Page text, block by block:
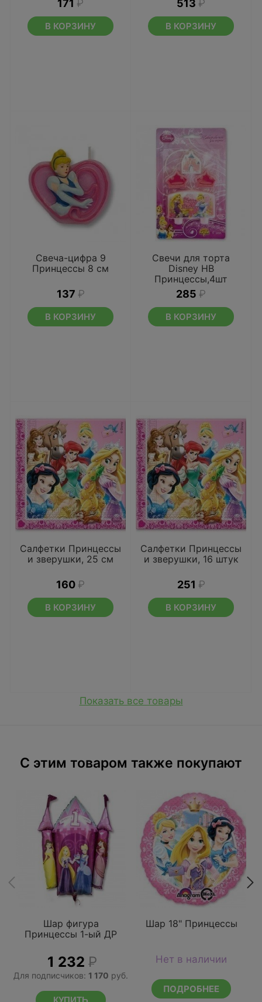
171 ₽
В КОРЗИНУ
513 ₽
В КОРЗИНУ
Свеча-цифра 9
Принцессы 8 см
137 ₽
В КОРЗИНУ
Свечи для торта
Disney HB
Принцессы,4шт
285 ₽
В КОРЗИНУ
Салфетки Принцессы
и зверушки, 25 см
160 ₽
В КОРЗИНУ
Салфетки Принцессы
и зверушки, 16 штук
251 ₽
В КОРЗИНУ
Показать все товары
C этим товаром также покупают
Шар фигура
Принцессы 1-ый ДР
1 232Р
Для подписчиков: 1 170 руб.
Шар 18" Принцессы
Нет в наличии
ПОДРОБНЕЕ